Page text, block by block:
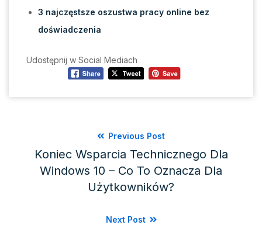
3 najczęstsze oszustwa pracy online bez
doświadczenia
Udostępnij w Social Mediach
Previous Post
Koniec Wsparcia Technicznego Dla
Windows 10 – Co To Oznacza Dla
Użytkowników?
Next Post